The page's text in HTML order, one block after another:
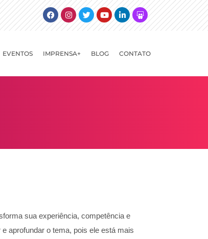
FacebookInstagram
TwitterYoutubeLinkedinSlideshare
EVENTOS IMPRENSA+ BLOG CONTATO
sua experiência, competência e
aprofundar o tema, pois ele está mais